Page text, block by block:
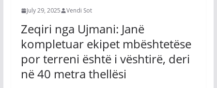
July 29, 2025 Vendi Sot
Zeqiri nga Ujmani: Janë
kompletuar ekipet mbështetëse
por terreni është i vështirë, deri
në 40 metra thellësi